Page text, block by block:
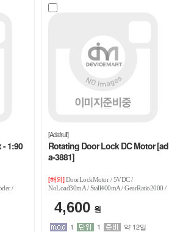
1:90
/
[Adafruit]
Rotating Door Lock DC Motor [ad
a-3881]
[해외] DoorLockMotor / 5VDC /
NoLoad30mA / Stall400mA / GearRatio2000 /
/ HighTorque
4,600 원
1 1 약 12일